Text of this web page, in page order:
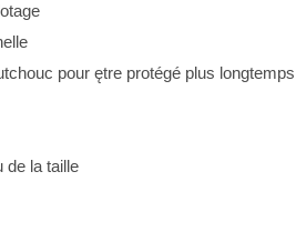
pour ętre protégé plus longtemps
de la taille